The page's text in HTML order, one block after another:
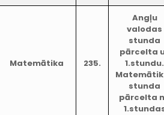
Matemātika 235.
Angļu
valodas
stunda
pārcelta
1.stundu.
stunda
pārcelta